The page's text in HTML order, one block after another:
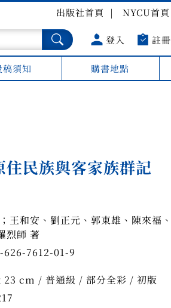
出版社首頁 NYCU首頁
登入 註冊
稿須知 購書地點
住民族與客家族群記
王和安、劉正元、郭東雄、陳來福、
烈師 著
626-7612-01-9
cm / 普通級 / 部分全彩 / 初版